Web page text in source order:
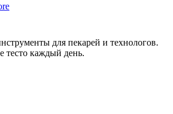
для пекарей и технологов.
тесто каждый день.